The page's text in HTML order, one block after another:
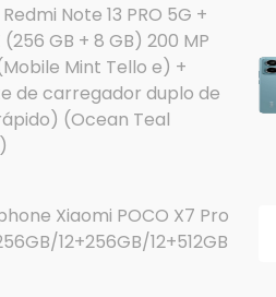
Note 13 PRO 5G +
(256 GB + 8 GB) 200 MP
Mint Tello e) +
de carregador duplo de
(Ocean Teal
Xiaomi POCO X7 Pro
12+256GB/12+512GB